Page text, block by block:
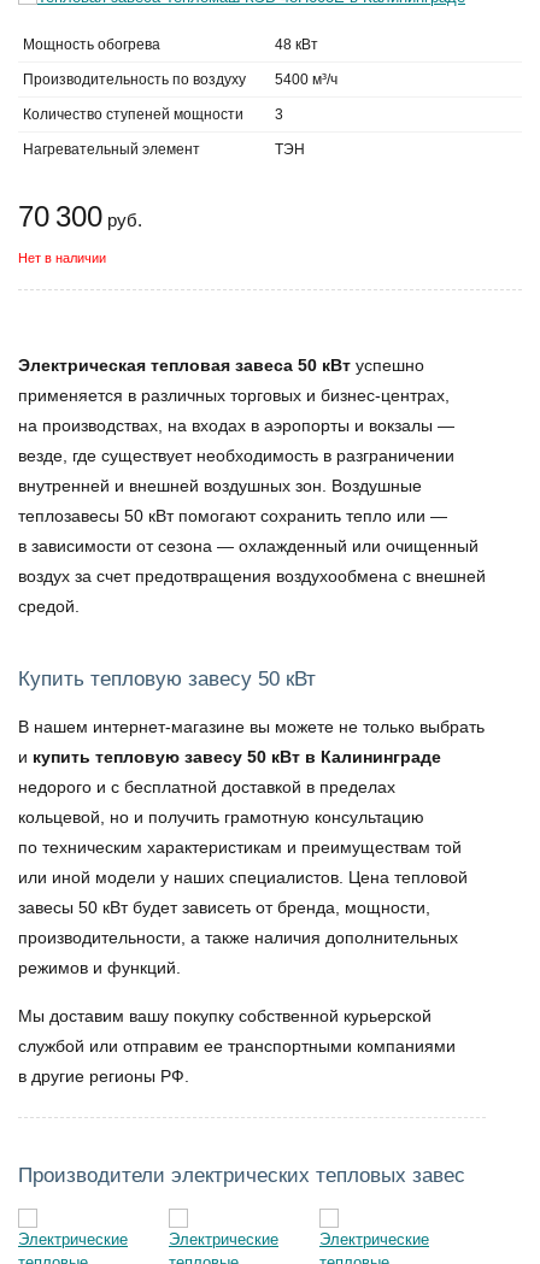
Мощность обогрева 48 кВт
Производительность по воздуху 5400 м³/ч
Количество ступеней мощности 3
Нагревательный элемент ТЭН
70 300 руб.
Нет в наличии
Электрическая тепловая завеса 50 кВт успешно
применяется в различных торговых и бизнес-центрах,
на производствах, на входах в аэропорты и вокзалы —
везде, где существует необходимость в разграничении
внутренней и внешней воздушных зон. Воздушные
теплозавесы 50 кВтпомогают сохранить тепло или —
в зависимости от сезона — охлажденный или очищенный
воздух за счет предотвращения воздухообмена с внешней
средой.
Купить тепловую завесу 50 кВт
В нашем интернет-магазине вы можете не только выбрать
и купить тепловую завесу 50 кВт в Калининграде
недорого и с бесплатной доставкой в пределах
кольцевой, но и получить грамотную консультацию
по техническим характеристикам и преимуществам той
или иной модели у наших специалистов. Цена тепловой
завесы 50 кВтбудет зависеть от бренда, мощности,
производительности, а также наличия дополнительных
режимов и функций.
Мы доставим вашу покупку собственной курьерской
службой или отправим ее транспортными компаниями
в другие регионы РФ.
Производители электрических тепловых завес